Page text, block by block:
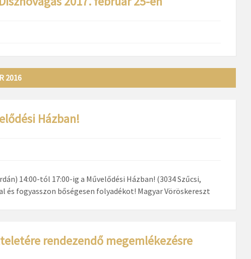
2016
Házban!
14:00-tól 17:00-ig a Művelődési Házban! (3034 Szűcsi,
és fogyasszon bőségesen folyadékot! Magyar Vöröskereszt
rendezendő megemlékezésre